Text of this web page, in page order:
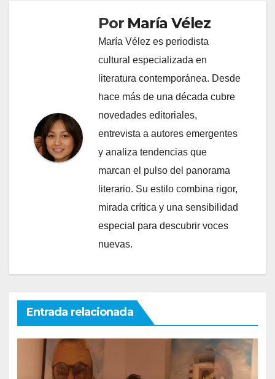
Por María Vélez
María Vélez es periodista
cultural especializada en
literatura contemporánea. Desde
hace más de una década cubre
novedades editoriales,
entrevista a autores emergentes
y analiza tendencias que
marcan el pulso del panorama
literario. Su estilo combina rigor,
mirada crítica y una sensibilidad
especial para descubrir voces
nuevas.
Entrada relacionada